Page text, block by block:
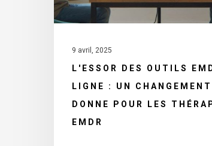
Un
donne
thérapeutes
9 avril, 2025
L'ESSOR DES OUTILS
LIGNE : UN CHANGEMENT
DONNE POUR LES
EMDR